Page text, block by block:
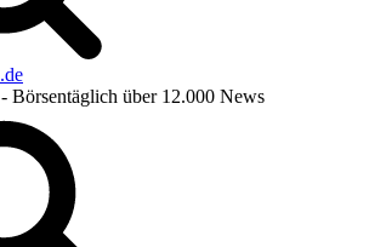
- Börsentäglich über 12.000 News